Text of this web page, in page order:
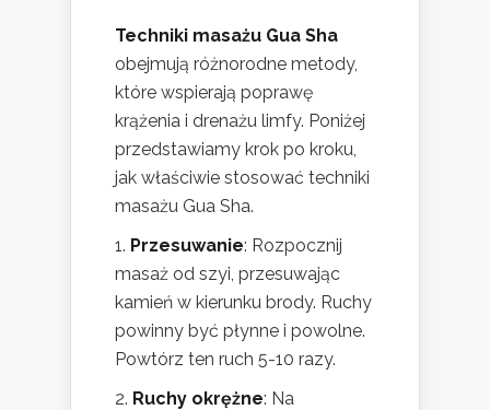
Techniki masażu Gua Sha
obejmują różnorodne metody,
które wspierają poprawę
krążenia i drenażu limfy. Poniżej
przedstawiamy krok po kroku,
jak właściwie stosować techniki
masażu Gua Sha.
1. Przesuwanie: Rozpocznij
masaż od szyi, przesuwając
kamień w kierunku brody. Ruchy
powinny być płynne i powolne.
Powtórz ten ruch 5-10 razy.
2. Ruchy okrężne: Na